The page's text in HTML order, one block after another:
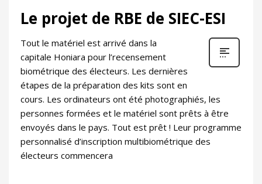
Le projet de RBE de SIEC-ESI
Tout le matériel est arrivé dans la
capitale Honiara pour l’recensement
biométrique des électeurs. Les dernières
étapes de la préparation des kits sont en
cours. Les ordinateurs ont été photographiés, les
personnes formées et le matériel sont prêts à être
envoyés dans le pays. Tout est prêt ! Leur programme
personnalisé d’inscription multibiométrique des
électeurs commencera